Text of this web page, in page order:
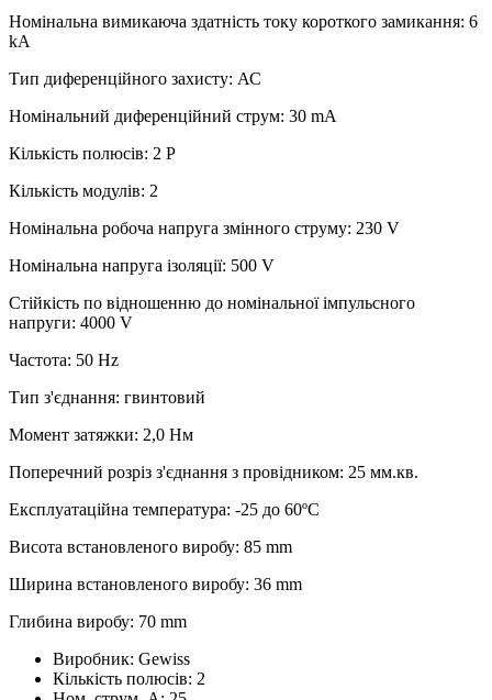
Номінальна вимикаюча здатність току короткого замикання: 6
kA
Тип диференційного захисту: АС
Номінальний диференційний струм: 30 mA
Кількість полюсів: 2 P
Кількість модулів: 2
Номінальна робоча напруга змінного струму: 230 V
Номінальна напруга ізоляції: 500 V
Стійкість по відношенню до номінальної імпульсного
напруги: 4000 V
Частота: 50 Hz
Тип з'єднання: гвинтовий
Момент затяжки: 2,0 Нм
Поперечний розріз з'єднання з провідником: 25 мм.кв.
Експлуатаційна температура: -25 до 60ºC
Висота встановленого виробу: 85 mm
Ширина встановленого виробу: 36 mm
Глибина виробу: 70 mm
Виробник: Gewiss
Кількість полюсів: 2